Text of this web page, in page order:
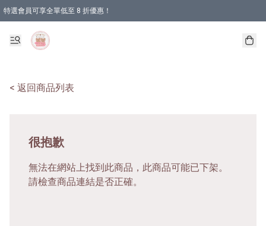
特選會員可享全單低至 8 折優惠！
< 返回商品列表
很抱歉
無法在網站上找到此商品，此商品可能已下架。
請檢查商品連結是否正確。